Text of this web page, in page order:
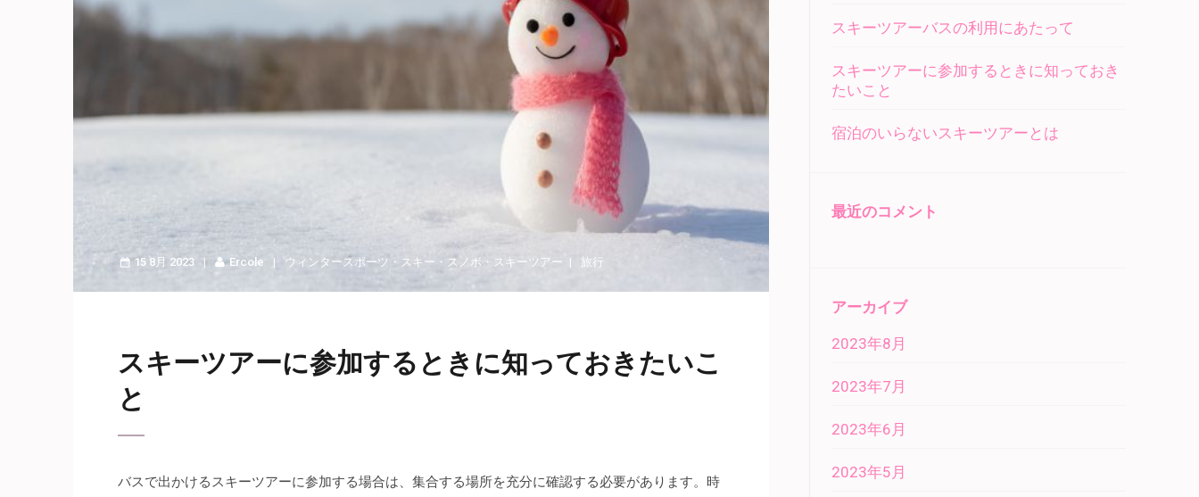
15 8月 2023 Ercole ウィンタースポーツ ・ スキー・スノボ ・ スキーツアー 旅行
スキーツアーに参加するときに知っておきたいこ
と
バスで出かけるスキーツアーに参加する場合は、集合する場所を充分に確認する必要があります。 時
スキーツアーバスの利用にあたって
スキーツアーに参加するときに知っておき
たいこと
宿泊のいらないスキーツアーとは
最近のコメント
アーカイブ
2023年8月
2023年7月
2023年6月
2023年5月